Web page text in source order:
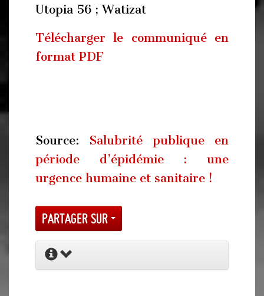
Utopia 56 ; Watizat
Télécharger le communiqué en
format PDF
Source: Salubrité publique en
période d’épidémie : une
urgence humaine et sanitaire !
Partager sur